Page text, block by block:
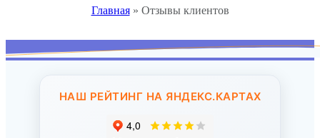
Главная» Отзывы клиентов
НАШ РЕЙТИНГ НА ЯНДЕКС.КАРТАХ